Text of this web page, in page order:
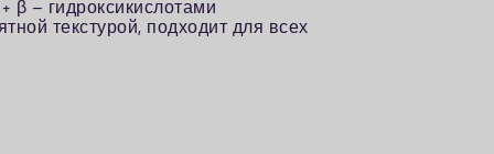
β – гидроксикислотами
текстурой, подходит для всех